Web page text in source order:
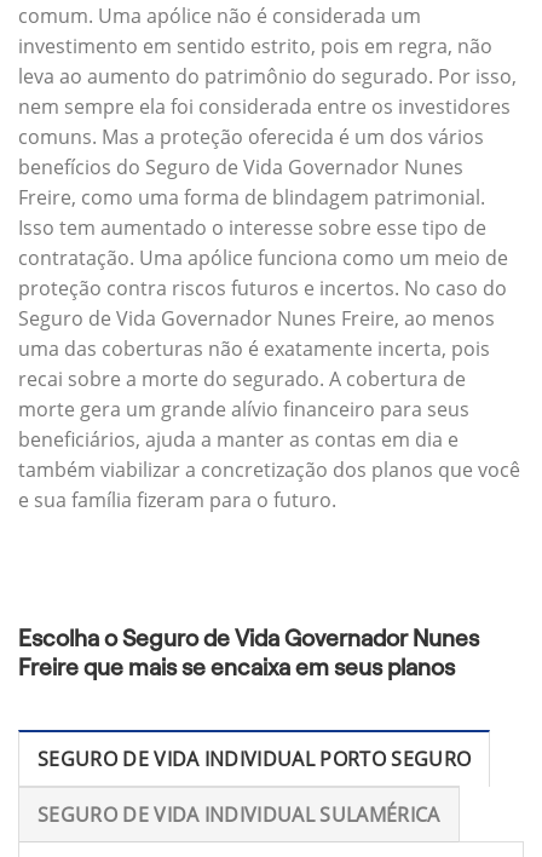
comum. Uma apólice não é considerada um
investimento em sentido estrito, pois em regra, não
leva ao aumento do patrimônio do segurado. Por isso,
nem sempre ela foi considerada entre os investidores
comuns. Mas a proteção oferecida é um dos vários
benefícios do Seguro de Vida Governador Nunes
Freire, como uma forma de blindagem patrimonial.
Isso tem aumentado o interesse sobre esse tipo de
contratação. Uma apólice funciona como um meio de
proteção contra riscos futuros e incertos. No caso do
Seguro de Vida Governador Nunes Freire, ao menos
uma das coberturas não é exatamente incerta, pois
recai sobre a morte do segurado. A cobertura de
morte gera um grande alívio financeiro para seus
beneficiários, ajuda a manter as contas em dia e
também viabilizar a concretização dos planos que você
e sua família fizeram para o futuro.
Escolha o Seguro de Vida Governador Nunes
Freire que mais se encaixa em seus planos
SEGURO DE VIDA INDIVIDUAL PORTO SEGURO
SEGURO DE VIDA INDIVIDUAL SULAMÉRICA